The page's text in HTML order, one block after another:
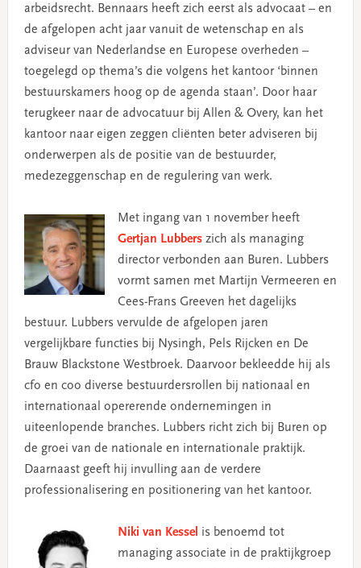
arbeidsrecht. Bennaars heeft zich eerst als advocaat – en
de afgelopen acht jaar vanuit de wetenschap en als
adviseur van Nederlandse en Europese overheden –
toegelegd op thema’s die volgens het kantoor ‘binnen
bestuurskamers hoog op de agenda staan’. Door haar
terugkeer naar de advocatuur bij Allen & Overy, kan het
kantoor naar eigen zeggen cliënten beter adviseren bij
onderwerpen als de positie van de bestuurder,
medezeggenschap en de regulering van werk.
Met ingang van 1 november heeft
Gertjan Lubberszich als managing
director verbonden aan Buren. Lubbers
vormt samen met Martijn Vermeeren en
Cees-Frans Greeven het dagelijks
bestuur. Lubbers vervulde de afgelopen jaren
vergelijkbare functies bij Nysingh, Pels Rijcken en De
Brauw Blackstone Westbroek. Daarvoor bekleedde hij als
cfo en coo diverse bestuurdersrollen bij nationaal en
internationaal opererende ondernemingen in
uiteenlopende branches. Lubbers richt zich bij Buren op
de groei van de nationale en internationale praktijk.
Daarnaast geeft hij invulling aan de verdere
professionalisering en positionering van het kantoor.
Niki van Kessel is benoemd tot
managing associate in de praktijkgroep